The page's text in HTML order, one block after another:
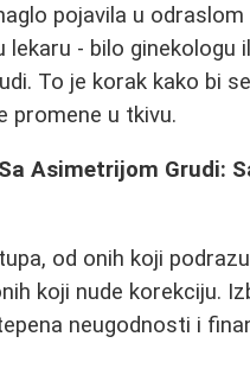
pojavila u odraslom
lekaru - bilo ginekologu
To je korak kako bi
promene u tkivu.
Asimetrijom Grudi:
od onih koji
koji nude korekciju.
neugodnosti i